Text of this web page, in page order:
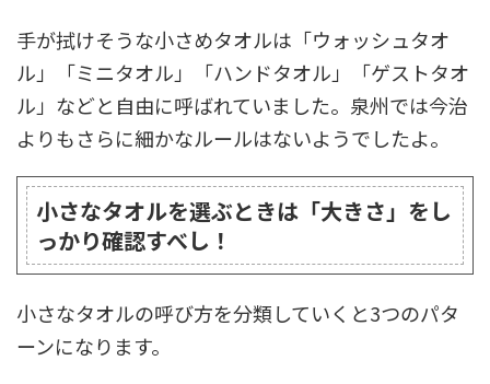
手が拭けそうな小さめタオルは「ウォッシュタオ
ル」「ミニタオル」「ハンドタオル」「ゲストタオ
ル」などと自由に呼ばれていました。泉州では今治
よりもさらに細かなルールはないようでしたよ。
小さなタオルを選ぶときは「大きさ」をし
っかり確認すべし！
小さなタオルの呼び方を分類していくと3つのパタ
ーンになります。